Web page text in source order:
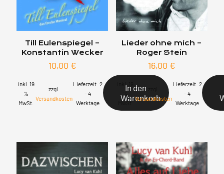
Till Eulenspiegel –
Konstantin Wecker
10,00 €
inkl. 19
%
MwSt.
zzgl.
Versandkosten
Lieferzeit: 2
- 4
Werktage
In den
Warenkorb
Lieder ohne mich –
Roger Stein
16,00 €
inkl. 19
%
MwSt.
Versandkosten
Lieferzeit: 2
- 4
Werktage